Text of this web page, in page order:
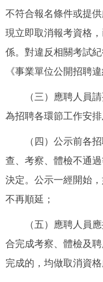
不符合報名條件或提
現立即取消報考資格
係。對違反相關考試
《事業單位公開招聘
（三）應聘人員請
為招聘各環節工作安
（四）公示前各招
查、考察、體檢不通
決定。公示一經開始
不再順延；
（五）應聘人員應
合完成考察、體檢及
完成的，均做取消資